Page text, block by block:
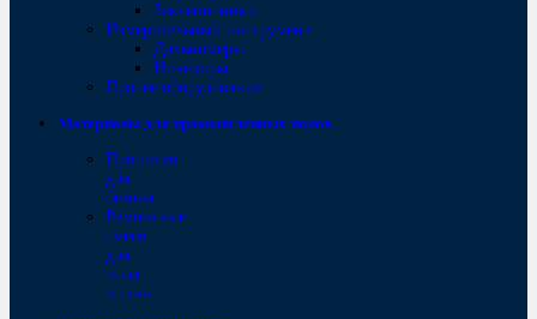
Заклепочники
Измерительный инструмент
Дальномеры
Нивелиры
Прочее оборудование
Материалы для промышленных полов
Пропитки
для
бетона
Ремонтные
смеси
для
пола
и стен